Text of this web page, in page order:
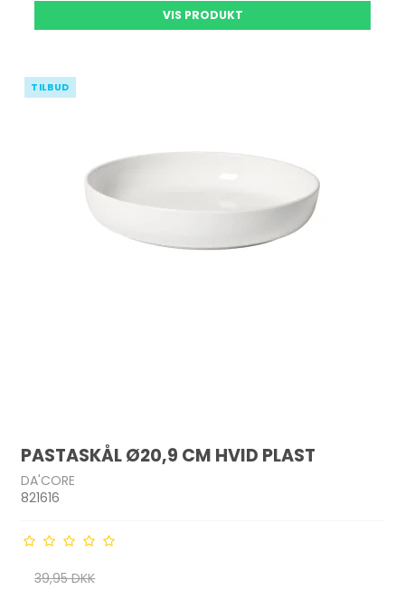
VIS PRODUKT
TILBUD
PASTASKÅL Ø20,9 CM HVID PLAST
DA'CORE
821616
39,95 DKK